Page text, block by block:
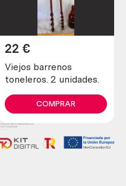
Viejos barrenos
toneleros. 2 unidades.
22 €
COMPRAR